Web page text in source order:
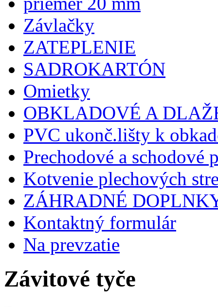
Závlačky
ZATEPLENIE
SADROKARTÓN
Omietky
OBKLADOVÉ A
PVC ukonč.lišty k
Prechodové a schodové
Kotvenie plechových
ZÁHRADNÉ
Kontaktný formulár
Na prevzatie
Závitové tyče